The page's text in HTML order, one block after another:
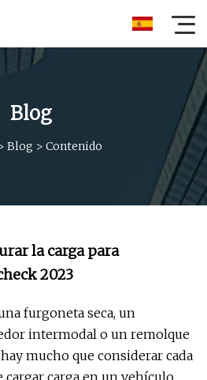
Blog
Blog > Contenido
la carga para
2023
furgoneta seca, un
intermodal o un remolque
mucho que considerar cada
cargar carga en un vehículo